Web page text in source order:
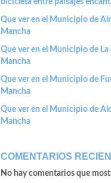
bicicleta entre paisajes
Que ver en el Municipio de
Mancha
Que ver en el Municipio de La
Mancha
Que ver en el Municipio de
Mancha
Que ver en el Municipio de
Mancha
COMENTARIOS
No hay comentarios que